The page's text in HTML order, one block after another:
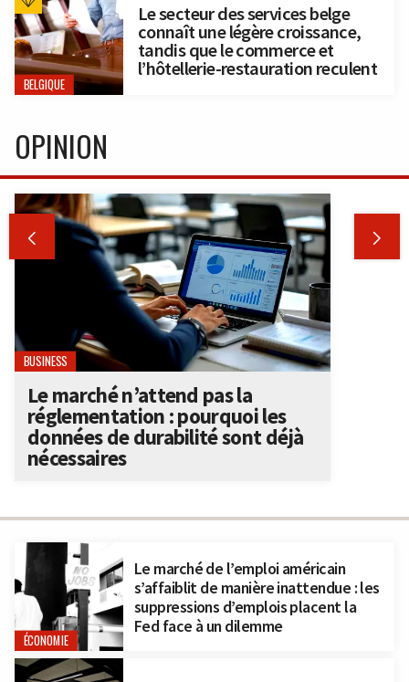
BELGIQUE
Le secteur des services belge
connaît une légère croissance,
tandis que le commerce et
l’hôtellerie-restauration reculent
ÉCONOMIE
Le marché de l’emploi américain
s’affaiblit de manière inattendue : les
suppressions d’emplois placent la
Fed face à un dilemme
OPINION
 
BUSINESS
Le marché n’attend pas la
réglementation : pourquoi les
données de durabilité sont déjà
nécessaires